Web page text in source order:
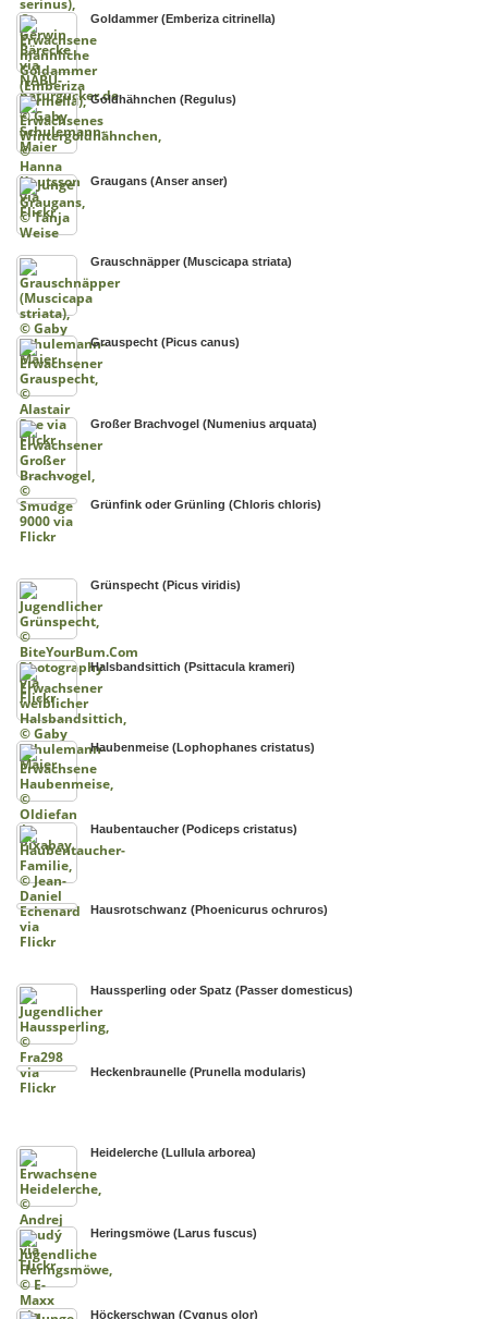
Goldammer (Emberiza citrinella)
Goldhähnchen (Regulus)
Graugans (Anser anser)
Grauschnäpper (Muscicapa striata)
Grauspecht (Picus canus)
Großer Brachvogel (Numenius arquata)
Grünfink oder Grünling (Chloris chloris)
Grünspecht (Picus viridis)
Halsbandsittich (Psittacula krameri)
Haubenmeise (Lophophanes cristatus)
Haubentaucher (Podiceps cristatus)
Hausrotschwanz (Phoenicurus ochruros)
Haussperling oder Spatz (Passer domesticus)
Heckenbraunelle (Prunella modularis)
Heidelerche (Lullula arborea)
Heringsmöwe (Larus fuscus)
Höckerschwan (Cygnus olor)